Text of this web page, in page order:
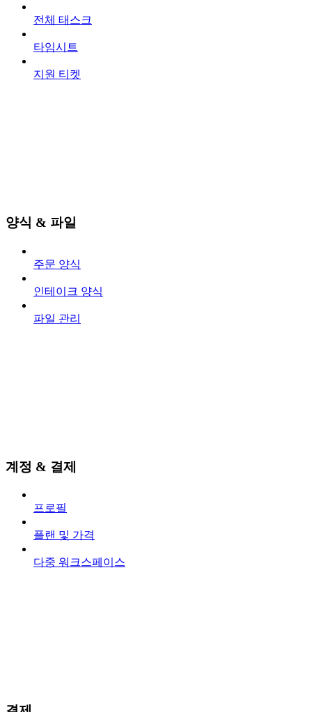
전체 태스크
타임시트
지원 티켓
양식 & 파일
주문 양식
인테이크 양식
파일 관리
계정 & 결제
프로필
플랜 및 가격
다중 워크스페이스